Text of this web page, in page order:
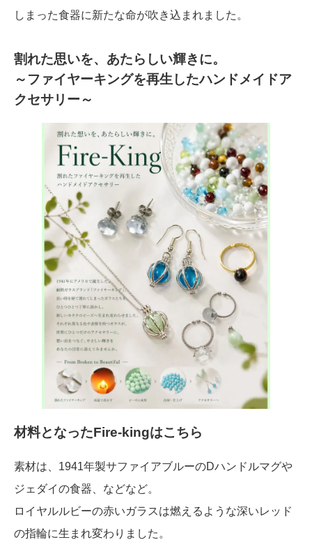
しまった食器に新たな命が吹き込まれました。
割れた思いを、あたらしい輝きに。
～ファイヤーキングを再生したハンドメイドア
クセサリー～
材料となったFire-kingはこちら
素材は、1941年製サファイアブルーのDハンドルマグや
ジェダイの食器、などなど。
ロイヤルルビーの赤いガラスは燃えるような深いレッド
の指輪に生まれ変わりました。